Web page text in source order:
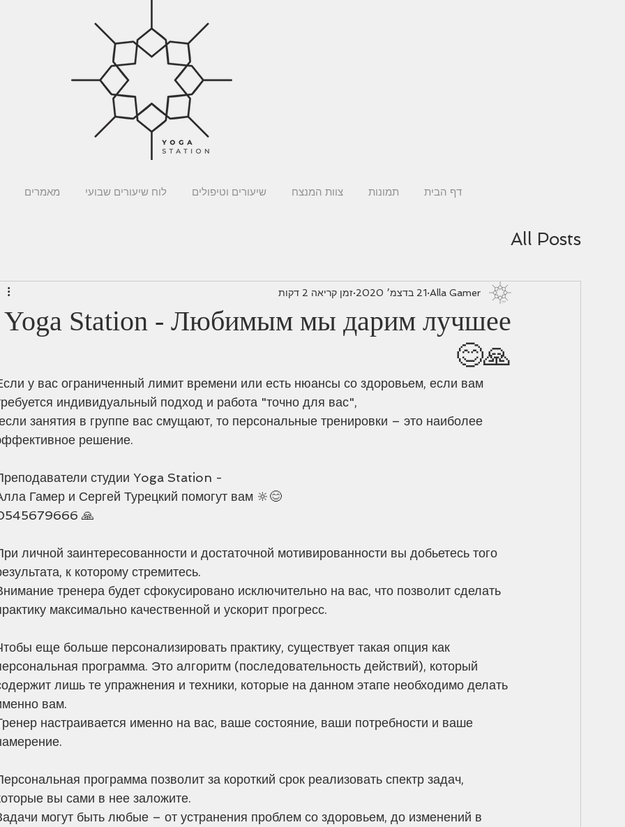
מאמרים לוח שיעורים שבועי שיעורים וטיפולים צוות המנצח תמונות דף הבית
All Posts
Yoga Station - Любимым мы дарим лучшее
🙏😊
Alla Gamer 21 בדצמ׳ 2020 זמן קריאה 2 דקות
у вас ограниченный лимит времени или есть нюансы со здоровьем, если вам
индивидуальный подход и работа "точно для вас",
решение.
студии Yoga Station -
Гамер и Сергей Турецкий помогут вам 🔆😊
🙏
личной заинтересованности и достаточной мотивированности вы добьетесь того
к которому стремитесь.
тренера будет сфокусировано исключительно на вас, что позволит сделать
максимально качественной и ускорит прогресс.
еще больше персонализировать практику, существует такая опция как
программа. Это алгоритм (последовательность действий), который
лишь те упражнения и техники, которые на данном этапе необходимо делать
вам.
настраивается именно на вас, ваше состояние, ваши потребности и ваше
программа позволит за короткий срок реализовать спектр задач,
вы сами в нее заложите.
могут быть любые – от устранения проблем со здоровьем, до изменений в